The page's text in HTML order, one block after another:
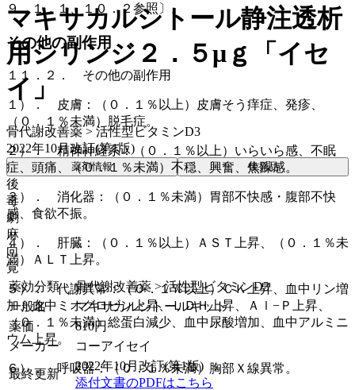
９．１．１、１０．２参照〕。
その他の副作用
１１．２． その他の副作用
１）． 皮膚：（０．１％以上）皮膚そう痒症、発疹、
（０．１％未満）脱毛症。
２）． 精神神経系：（０．１％以上）いらいら感、不眠
症、頭痛、（０．１％未満）不穏、興奮、焦躁感。
３）． 消化器：（０．１％未満）胃部不快感・腹部不快
感、食欲不振。
４）． 肝臓：（０．１％以上）ＡＳＴ上昇、（０．１％未
満）ＡＬＴ上昇。
５）． 代謝異常：（０．１％以上）ＣＫ上昇、血中リン増
加、血中ミオグロビン上昇、ＬＤＨ上昇、Ａｌ−Ｐ上昇、
（０．１％未満）総蛋白減少、血中尿酸増加、血中アルミニ
ウム上昇。
６）． 呼吸器：（０．１％未満）胸部Ｘ線異常。
マキサカルシトール静注透析
用シリンジ２．５μｇ「イセ
イ」
骨代謝改善薬 > 活性型ビタミンD3
2022年10月改訂(第1版)
薬剤情報 後発品
後
毒
劇
麻
向
覚
薬効分類
骨代謝改善薬 > 活性型ビタミンD3
一般名
マキサカルシトールキット
薬価
810円
メーカー
コーアイセイ
最終更新
2022年10月改訂(第1版)
添付文書のPDFはこちら